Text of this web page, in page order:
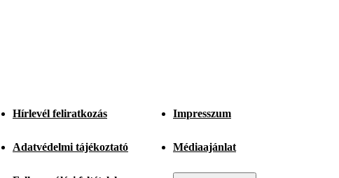
Hírlevél feliratkozás Impresszum
Adatvédelmi tájékoztató Médiaajánlat